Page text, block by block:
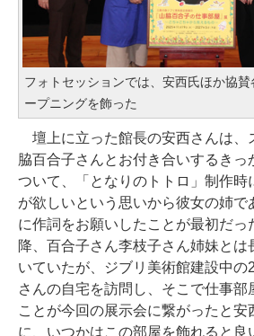
フォトセッションでは、安西氏ほか協
ープニングを飾った
壇上に立った館長の安西さんは、
脇百合子さんとお付き合いするきっ
ついて、「となりのトトロ」制作時
が欲しいという思いから彼女の姉で
に作詞をお願いしたことが最初だっ
降、百合子さん李枝子さん姉妹とは
いていたが、ジブリ美術館建設中の
さんの自宅を訪問し、そこで仕事部
ことが今回の展示会に繋がったと安
に、いつかはこの部屋を飾れると良